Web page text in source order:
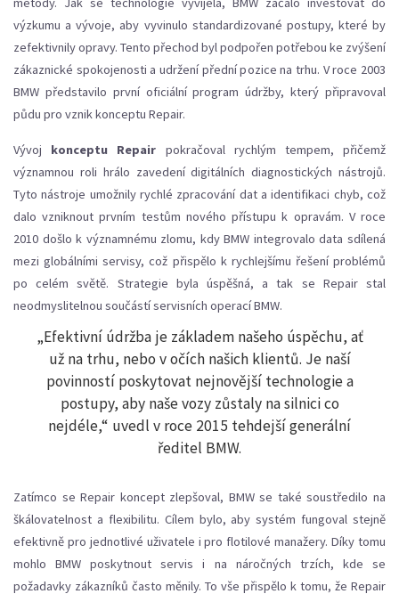
výzkumu a vývoje, aby vyvinulo standardizované postupy, které by
zefektivnily opravy. Tento přechod byl podpořen potřebou ke zvýšení
zákaznické spokojenosti a udržení přední pozice na trhu. V roce 2003
BMW představilo první oficiální program údržby, který připravoval
půdu pro vznik konceptu Repair.
Vývoj konceptu Repair pokračoval rychlým tempem, přičemž
významnou roli hrálo zavedení digitálních diagnostických nástrojů.
Tyto nástroje umožnily rychlé zpracování dat a identifikaci chyb, což
dalo vzniknout prvním testům nového přístupu k opravám. V roce
2010 došlo k významnému zlomu, kdy BMW integrovalo data sdílená
mezi globálními servisy, což přispělo k rychlejšímu řešení problémů
po celém světě. Strategie byla úspěšná, a tak se Repair stal
neodmyslitelnou součástí servisních operací BMW.
„Efektivní údržba je základem našeho úspěchu, ať
už na trhu, nebo v očích našich klientů. Je naší
povinností poskytovat nejnovější technologie a
postupy, aby naše vozy zůstaly na silnici co
nejdéle,“ uvedl v roce 2015 tehdejší generální
ředitel BMW.
Zatímco se Repair koncept zlepšoval, BMW se také soustředilo na
škálovatelnost a flexibilitu. Cílem bylo, aby systém fungoval stejně
efektivně pro jednotlivé uživatele i pro flotilové manažery. Díky tomu
mohlo BMW poskytnout servis i na náročných trzích, kde se
požadavky zákazníků často měnily. To vše přispělo k tomu, že Repair